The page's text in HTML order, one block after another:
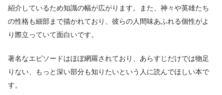
紹介しているため知識の幅が広がります。また、神々や英雄たち
の性格も細部まで描かれており、彼らの人間味あふれる個性がよ
り際立っていて面白いです。
著名なエピソードはほぼ網羅されており、あらすじだけでは物足
りない、もっと深い部分も知りたいという人に読んでほしい本で
す。